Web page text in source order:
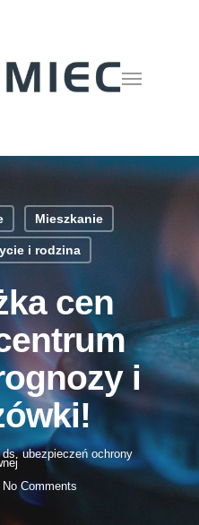
Menu
Mieszkanie
i rodzina
cen
i
ubezpieczeń ochrony
No Comments